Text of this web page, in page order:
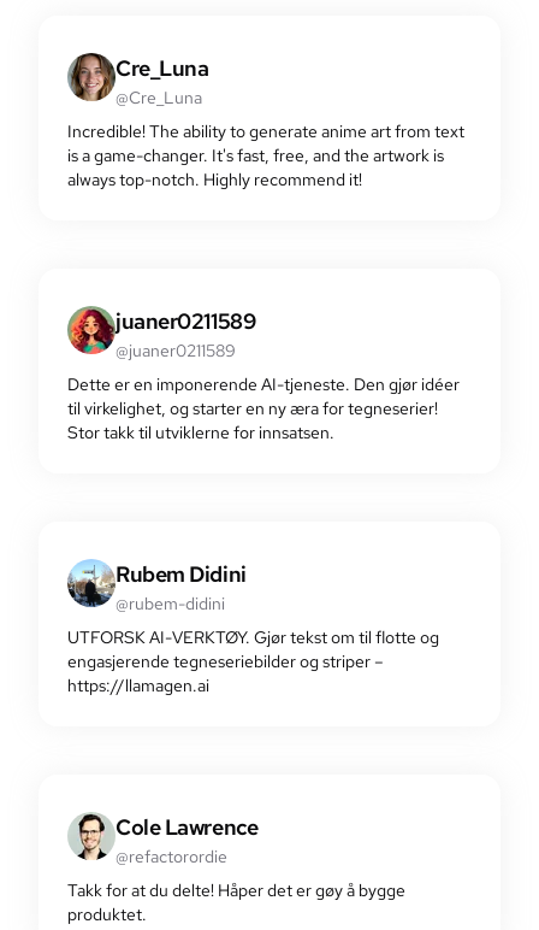
Cre_Luna
@Cre_Luna
Incredible! The ability to generate anime art from text
is a game-changer. It's fast, free, and the artwork is
always top-notch. Highly recommend it!
juaner0211589
@juaner0211589
Dette er en imponerende AI-tjeneste. Den gjør idéer
til virkelighet, og starter en ny æra for tegneserier!
Stor takk til utviklerne for innsatsen.
Rubem Didini
@rubem-didini
UTFORSK AI-VERKTØY. Gjør tekst om til flotte og
engasjerende tegneseriebilder og striper –
https://llamagen.ai
Cole Lawrence
@refactorordie
Takk for at du delte! Håper det er gøy å bygge
produktet.